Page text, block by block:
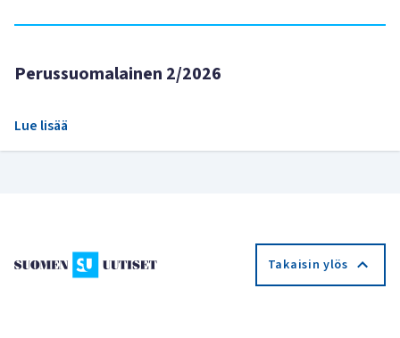
Perussuomalainen 2/2026
Lue lisää
Takaisin ylös